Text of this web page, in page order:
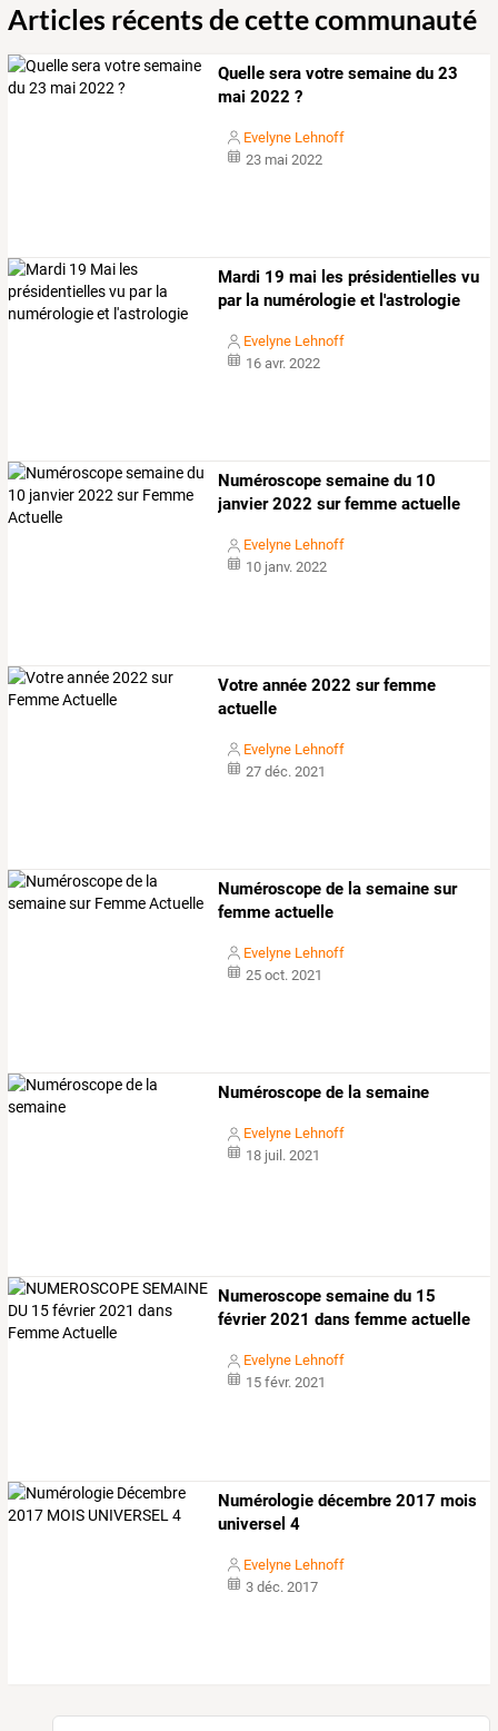
Articles récents de cette communauté
Quelle sera votre semaine du 23
mai 2022 ?
Evelyne Lehnoff
23 mai 2022
Mardi 19 mai les présidentielles vu
par la numérologie et l'astrologie
Evelyne Lehnoff
16 avr. 2022
Numéroscope semaine du 10
janvier 2022 sur femme actuelle
Evelyne Lehnoff
10 janv. 2022
Votre année 2022 sur femme
actuelle
Evelyne Lehnoff
27 déc. 2021
Numéroscope de la semaine sur
femme actuelle
Evelyne Lehnoff
25 oct. 2021
Numéroscope de la semaine
Evelyne Lehnoff
18 juil. 2021
Numeroscope semaine du 15
février 2021 dans femme actuelle
Evelyne Lehnoff
15 févr. 2021
Numérologie décembre 2017 mois
universel 4
Evelyne Lehnoff
3 déc. 2017